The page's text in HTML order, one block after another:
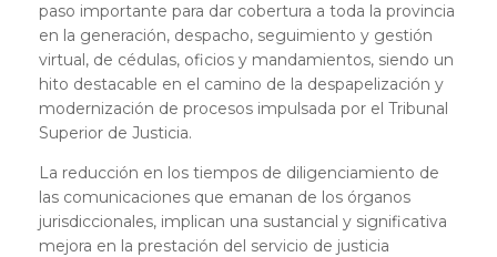
paso importante para dar cobertura a toda la provincia
en la generación, despacho, seguimiento y gestión
virtual, de cédulas, oficios y mandamientos, siendo un
hito destacable en el camino de la despapelización y
modernización de procesos impulsada por el Tribunal
Superior de Justicia.
La reducción en los tiempos de diligenciamiento de
las comunicaciones que emanan de los órganos
jurisdiccionales, implican una sustancial y significativa
mejora en la prestación del servicio de justicia